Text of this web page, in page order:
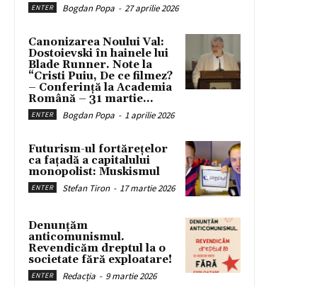
ENTER Bogdan Popa - 27 aprilie 2026
Canonizarea Noului Val:
Dostoievski în hainele lui
Blade Runner. Note la
“Cristi Puiu, De ce filmez?
– Conferință la Academia
Română – 31 martie...
ENTER Bogdan Popa - 1 aprilie 2026
Futurism-ul fortărețelor
ca fațadă a capitalului
monopolist: Muskismul
ENTER Stefan Tiron - 17 martie 2026
Denunțăm
anticomunismul.
Revendicăm dreptul la o
societate fără exploatare!
ENTER Redacția - 9 martie 2026